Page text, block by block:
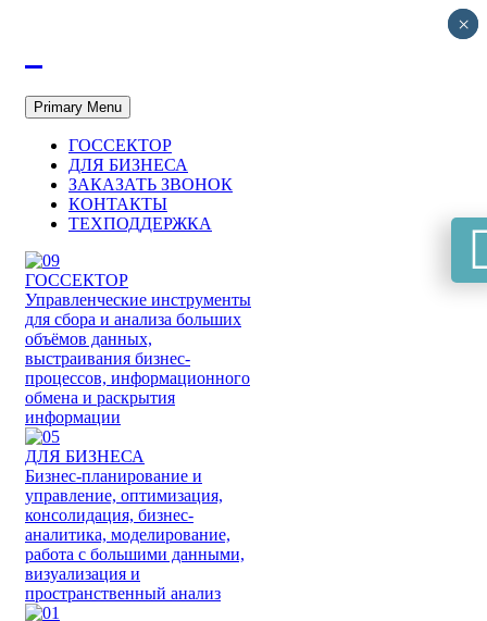
Primary Menu
ГОССЕКТОР
ДЛЯ БИЗНЕСА
ЗАКАЗАТЬ ЗВОНОК
КОНТАКТЫ
ТЕХПОДДЕРЖКА
ГОССЕКТОР
Управленческие инструменты
для сбора и анализа больших
объёмов данных,
выстраивания бизнес-
процессов, информационного
обмена и раскрытия
информации
ДЛЯ БИЗНЕСА
Бизнес-планирование и
управление, оптимизация,
консолидация, бизнес-
аналитика, моделирование,
работа с большими данными,
визуализация и
пространственный анализ
×
×